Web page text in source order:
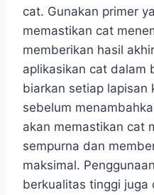
cat. Gunakan primer
memastikan cat
memberikan hasil
aplikasikan cat dalam
biarkan setiap lapisan
sebelum
akan memastikan cat
sempurna dan
maksimal.
berkualitas tinggi juga